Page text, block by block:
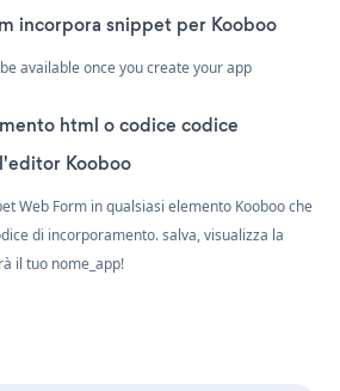
incorpora snippet per Kooboo
available once you create your app
html o codice codice
Kooboo
Web Form in qualsiasi elemento Kooboo che
di incorporamento. salva, visualizza la
il tuo nome_app!